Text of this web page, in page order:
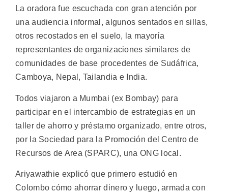
La oradora fue escuchada con gran atención por
una audiencia informal, algunos sentados en sillas,
otros recostados en el suelo, la mayoría
representantes de organizaciones similares de
comunidades de base procedentes de Sudáfrica,
Camboya, Nepal, Tailandia e India.
Todos viajaron a Mumbai (ex Bombay) para
participar en el intercambio de estrategias en un
taller de ahorro y préstamo organizado, entre otros,
por la Sociedad para la Promoción del Centro de
Recursos de Area (SPARC), una ONG local.
Ariyawathie explicó que primero estudió en
Colombo cómo ahorrar dinero y luego, armada con